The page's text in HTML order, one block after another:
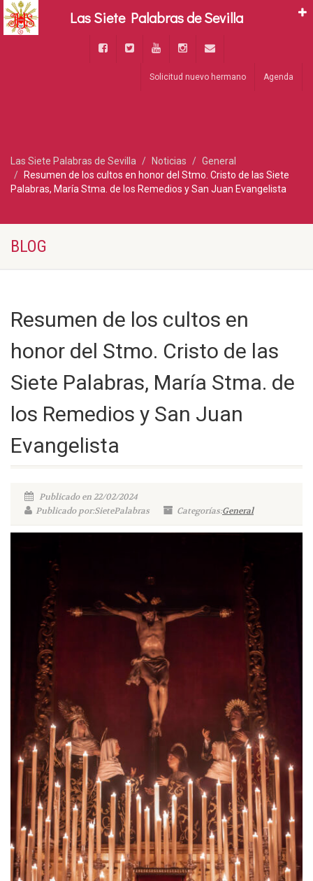
Solicitud nuevo hermano Agenda
Las Siete Palabras de Sevilla Noticias
General
Resumen de los cultos en honor del Stmo. Cristo de las Siete
Palabras, María Stma. de los Remedios y San Juan Evangelista
BLOG
Resumen de los cultos en
honor del Stmo. Cristo de las
Siete Palabras, María Stma. de
los Remedios y San Juan
Evangelista
Publicado en 22/02/2024
Publicado por:SietePalabras
Categorías:General
Las Siete Palabras de Sevilla